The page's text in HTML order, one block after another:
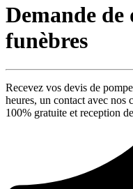
Demande de
funèbres
Recevez vos devis de
heures, un contact avec nos
100% gratuite et reception